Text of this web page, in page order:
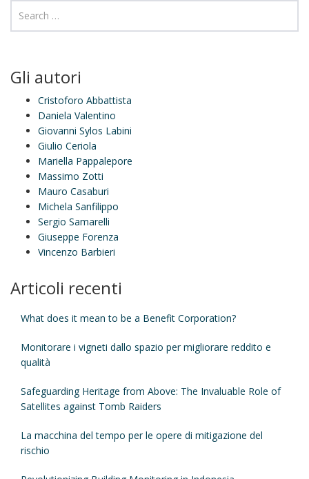
Gli autori
Cristoforo Abbattista
Daniela Valentino
Giovanni Sylos Labini
Giulio Ceriola
Mariella Pappalepore
Massimo Zotti
Mauro Casaburi
Michela Sanfilippo
Sergio Samarelli
Giuseppe Forenza
Vincenzo Barbieri
Articoli recenti
What does it mean to be a Benefit Corporation?
Monitorare i vigneti dallo spazio per migliorare reddito e
qualità
Safeguarding Heritage from Above: The Invaluable Role of
Satellites against Tomb Raiders
La macchina del tempo per le opere di mitigazione del
rischio